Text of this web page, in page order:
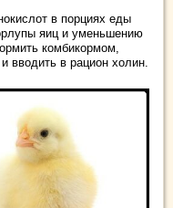
в порциях еды
яиц и уменьшению
комбикормом,
вводить в рацион холин.